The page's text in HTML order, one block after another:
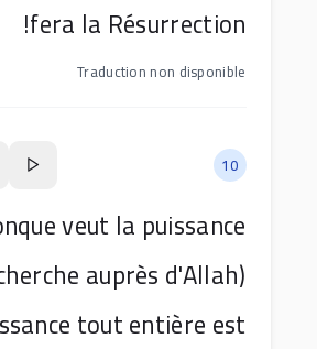
fera la Résurrection!
Traduction non disponible
10
veut la puissance
auprès d'Allah)
tout entière est